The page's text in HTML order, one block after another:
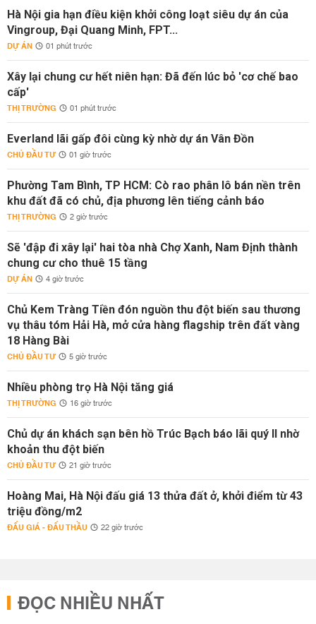
Hà Nội gia hạn điều kiện khởi công loạt siêu dự án của
Vingroup, Đại Quang Minh, FPT...
DỰ ÁN 01 phút trước
Xây lại chung cư hết niên hạn: Đã đến lúc bỏ 'cơ chế bao
cấp'
THỊ TRƯỜNG 01 phút trước
Everland lãi gấp đôi cùng kỳ nhờ dự án Vân Đồn
CHỦ ĐẦU TƯ 01 giờ trước
Phường Tam Bình, TP HCM: Cò rao phân lô bán nền trên
khu đất đã có chủ, địa phương lên tiếng cảnh báo
THỊ TRƯỜNG 2 giờ trước
Sẽ 'đập đi xây lại' hai tòa nhà Chợ Xanh, Nam Định thành
chung cư cho thuê 15 tầng
DỰ ÁN 4 giờ trước
Chủ Kem Tràng Tiền đón nguồn thu đột biến sau thương
vụ thâu tóm Hải Hà, mở cửa hàng flagship trên đất vàng
18 Hàng Bài
CHỦ ĐẦU TƯ 5 giờ trước
Nhiều phòng trọ Hà Nội tăng giá
THỊ TRƯỜNG 16 giờ trước
Chủ dự án khách sạn bên hồ Trúc Bạch báo lãi quý II nhờ
khoản thu đột biến
CHỦ ĐẦU TƯ 21 giờ trước
Hoàng Mai, Hà Nội đấu giá 13 thửa đất ở, khởi điểm từ 43
triệu đồng/m2
ĐẤU GIÁ - ĐẤU THẦU 22 giờ trước
ĐỌC NHIỀU NHẤT